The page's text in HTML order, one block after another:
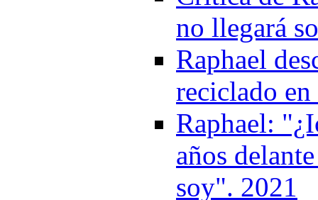
no llegará
Raphael
reciclado
Raphael:
años
soy". 2021